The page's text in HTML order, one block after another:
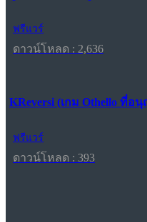
ฟรีแวร์
ดาวน์โหลด : 2,636
KReversi (เกม Othello ที่อ
ฟรีแวร์
ดาวน์โหลด : 393